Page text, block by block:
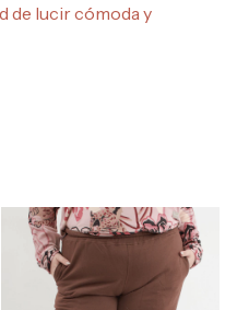
de lucir cómoda y